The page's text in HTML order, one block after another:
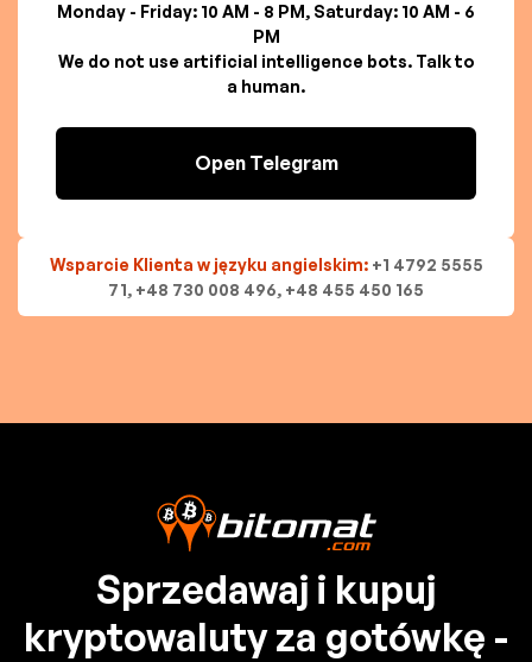
Monday - Friday: 10 AM - 8 PM, Saturday: 10 AM - 6
PM
We do not use artificial intelligence bots. Talk to
a human.
Open Telegram
Wsparcie Klienta w języku angielskim: +1 4792 5555
71, +48 730 008 496, +48 455 450 165
Sprzedawaj i kupuj
kryptowaluty za gotówkę -